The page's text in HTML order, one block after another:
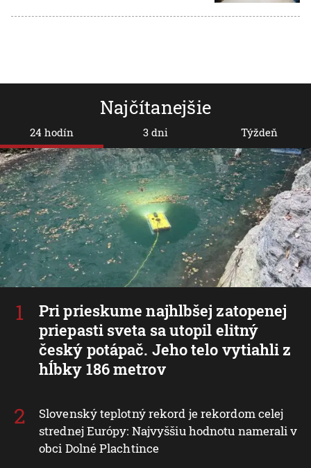
Najčítanejšie
24 hodín
Pri prieskume najhlbšej zatopenej
priepasti sveta sa utopil elitný
český potápač. Jeho telo vytiahli z
hĺbky 186 metrov
Slovenský teplotný rekord je rekordom celej
strednej Európy: Najvyššiu hodnotu namerali v
obci Dolné Plachtince
3 dni Týždeň